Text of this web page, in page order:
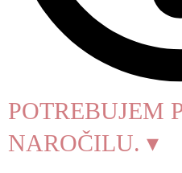
POTREBUJEM
NAROČILU. ▾